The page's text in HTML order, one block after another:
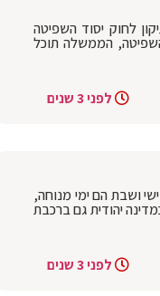
לחוק יסוד השפיטה
השפיטה, הממשלה תוכל
לפני 3 שנים
ושבת הם ימי מנוחה,
יהודית גם ברכבת
לפני 3 שנים